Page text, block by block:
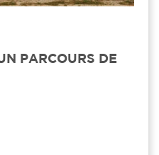
PARCOURS DE